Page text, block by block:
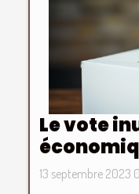
Le vote
13 septembre 2023